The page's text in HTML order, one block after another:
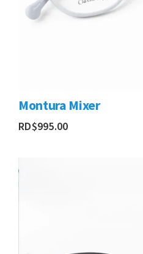
Montura Mixer
RD$995.00